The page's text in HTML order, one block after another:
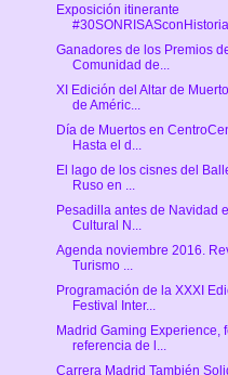
Exposición itinerante
#30SONRISASconHistoria
Ganadores de los Premios
Comunidad de...
XI Edición del Altar de
de Améric...
Día de Muertos en
Hasta el d...
El lago de los cisnes del
Ruso en ...
Pesadilla antes de Navidad
Cultural N...
Agenda noviembre 2016.
Turismo ...
Programación de la XXXI
Festival Inter...
Madrid Gaming Experience,
referencia de l...
Carrera Madrid También